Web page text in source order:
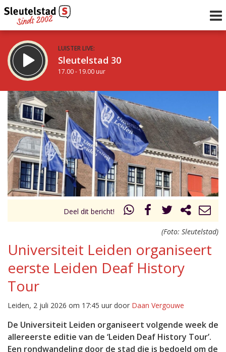
LUISTER LIVE:
Sleutelstad 30
17.00 - 19.00 uur
STRAKS:
De avond van Sleutelstad
19.00 - 0.00 uur
Vorig uur
uur 1 van 0 Volgend uur
Inklappen
Deel dit bericht!
(Foto: Sleutelstad)
Universiteit Leiden organiseert
eerste Leiden Deaf History
Tour
Leiden, 2 juli 2026 om 17:45 uur door Daan Vergouwe
De Universiteit Leiden organiseert volgende week de
allereerste editie van de ‘Leiden Deaf History Tour’.
Een rondwandeling door de stad die is bedoeld om de